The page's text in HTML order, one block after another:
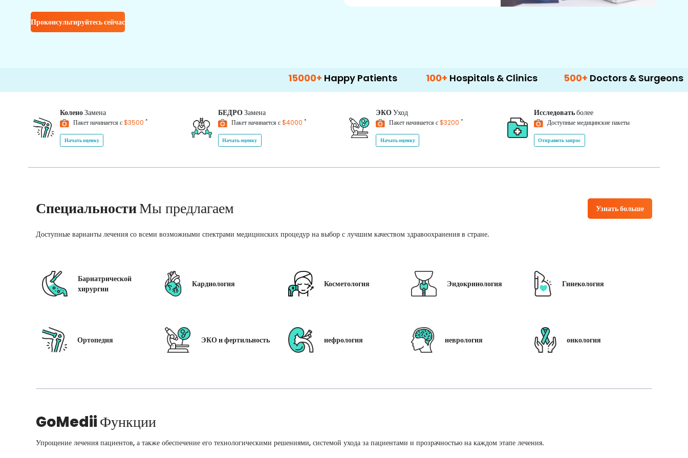
Проконсультируйтесь сейчас
Happy Patients 100+ Hospitals & Clinics 500+ Doctors & Surgeons 14+
КоленоЗамена
Пакет начинается с$3500 *
Начать оценку
БЕДРОЗамена
Пакет начинается с$4000 *
Начать оценку
ЭКОУход
Пакет начинается с$3200 *
Начать оценку
Исследоватьболее
Доступные медицинские пакеты
Отправить запрос
СпециальностиМы предлагаем Узнать больше
Доступные варианты лечения со всеми возможными спектрами медицинских процедур на выбор с лучшим качеством здравоохранения в стране.
Бариатрической
хирургии
Кардиология Косметология Эндокринология Гинекология
Ортопедия ЭКО и фертильность нефрология неврология онкология
GoMediiФункции
Упрощение лечения пациентов, а также обеспечение его технологическими решениями, системой ухода за пациентами и прозрачностью на каждом этапе лечения.